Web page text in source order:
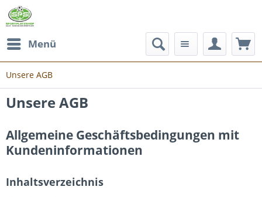
Menü
Unsere AGB
Unsere AGB
Allgemeine Geschäftsbedingungen mit
Kundeninformationen
Inhaltsverzeichnis